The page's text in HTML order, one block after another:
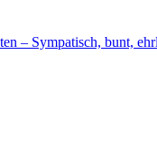
– Sympatisch, bunt,